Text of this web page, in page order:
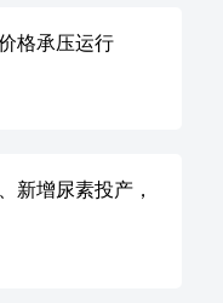
格承压运行
新增尿素投产，